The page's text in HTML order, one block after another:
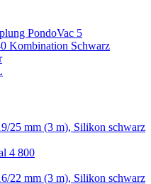
PondoVac 5
Kombination Schwarz
25 mm (3 m), Silikon schwarz
4 800
22 mm (3 m), Silikon schwarz